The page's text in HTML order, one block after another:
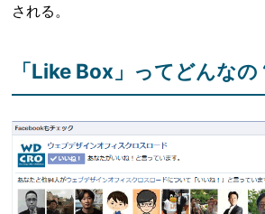
される。
「Like Box」ってどんなの